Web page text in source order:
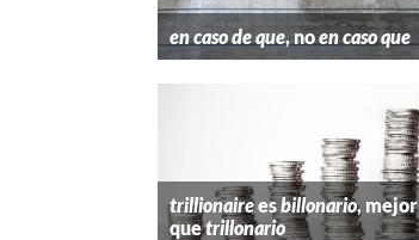
en caso de que, noen caso que
trillionaireesbillonario, mejor
quetrillonario